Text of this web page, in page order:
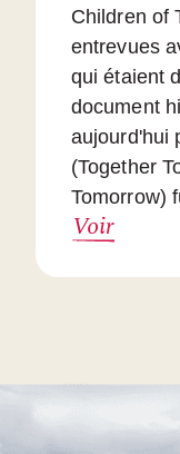
Children of
entrevues
qui étaient
document
aujourd'hui
(Together
Tomorrow)
Voir